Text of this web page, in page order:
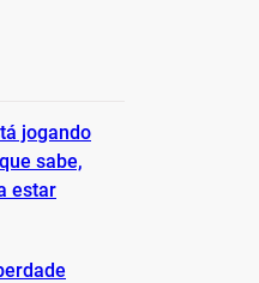
jogando
sabe,
estar